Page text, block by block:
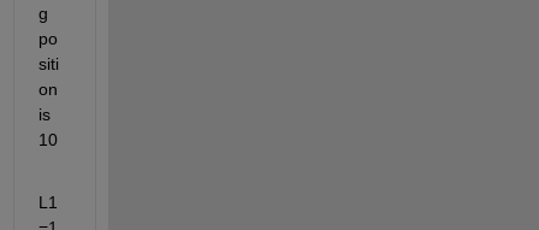
g
po
siti
on
is
10
L1